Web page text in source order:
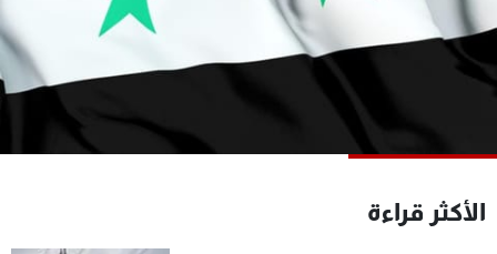
الأكثر قراءة
البرامج
جدول البرامج
عن MTV
الإنـتـاج
شروط الإسـتخدام